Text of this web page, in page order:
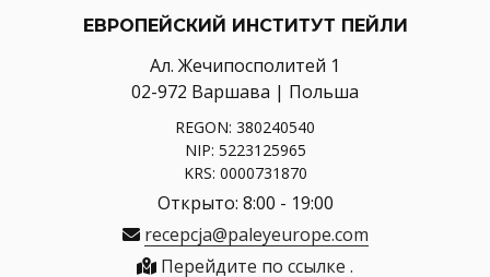
ЕВРОПЕЙСКИЙ ИНСТИТУТ ПЕЙЛИ
Ал. Жечипосполитей 1
02-972 Варшава | Польша
REGON: 380240540
NIP: 5223125965
KRS: 0000731870
Открыто: 8:00 - 19:00
recepcja@paleyeurope.com
Перейдите по ссылке .